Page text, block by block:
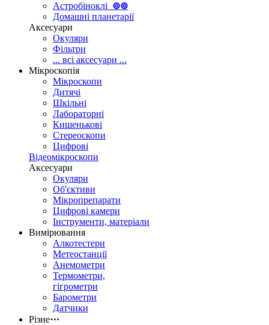
Астробіноклі ⊚⊚
Домашні планетарії
Аксесуари
Окуляри
Фільтри
... всі аксесуари ...
Мікроскопія
Мікроскопи
Дитячі
Шкільні
Лабораторні
Кишенькові
Стереоскопи
Цифрові
Відеомікроскопи
Аксесуари
Окуляри
Об'єктиви
Мікропрепарати
Цифрові камери
Інструменти, матеріали
Вимірювання
Алкотестери
Метеостанції
Анемометри
Термометри,
гігрометри
Барометри
Датчики
Різне⋯